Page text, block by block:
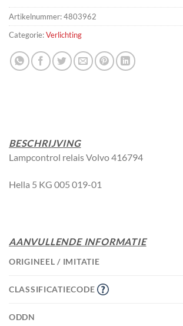
Artikelnummer:4803962
Categorie:Verlichting
BESCHRIJVING
Lampcontrol relais Volvo 416794
Hella 5 KG 005 019-01
AANVULLENDE INFORMATIE
ORIGINEEL / IMITATIE
CLASSIFICATIECODE
ODDN